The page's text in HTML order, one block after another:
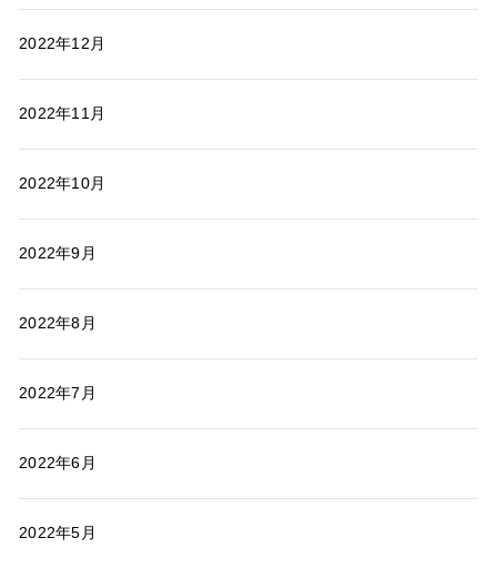
2022年12月
2022年11月
2022年10月
2022年9月
2022年8月
2022年7月
2022年6月
2022年5月